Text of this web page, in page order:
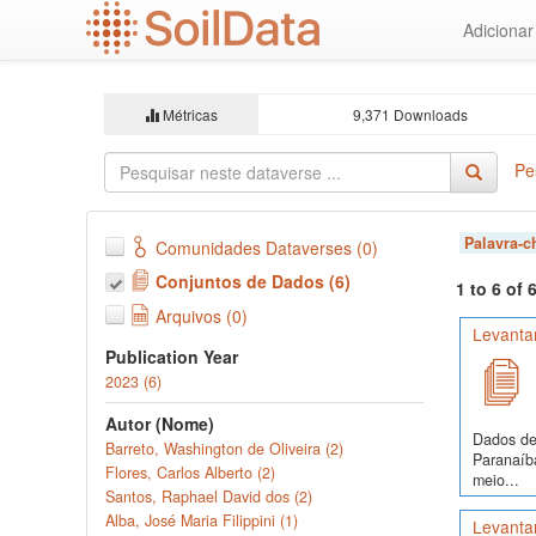
Métricas 9,371 Downloads
Comunidades Dataverses (0)
Conjuntos de Dados (6)
Arquivos (0)
Publication Year
2023 (6)
Autor (Nome)
Barreto, Washington de Oliveira (2)
Flores, Carlos Alberto (2)
Santos, Raphael David dos (2)
Alba, José Maria Filippini (1)
Palavra-
1 to 6 of
Dados
meio...